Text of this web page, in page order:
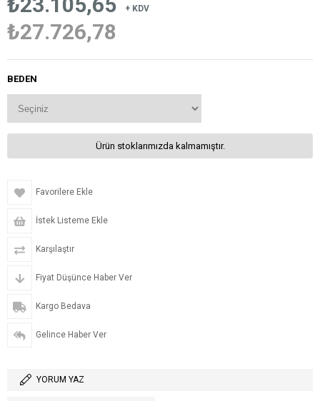
+ KDV
₺27.726,78
BEDEN
Ürün stoklarımızda kalmamıştır.
Favorilere Ekle
İstek Listeme Ekle
Karşılaştır
Fiyat Düşünce Haber Ver
Kargo Bedava
Gelince Haber Ver
YORUM YAZ